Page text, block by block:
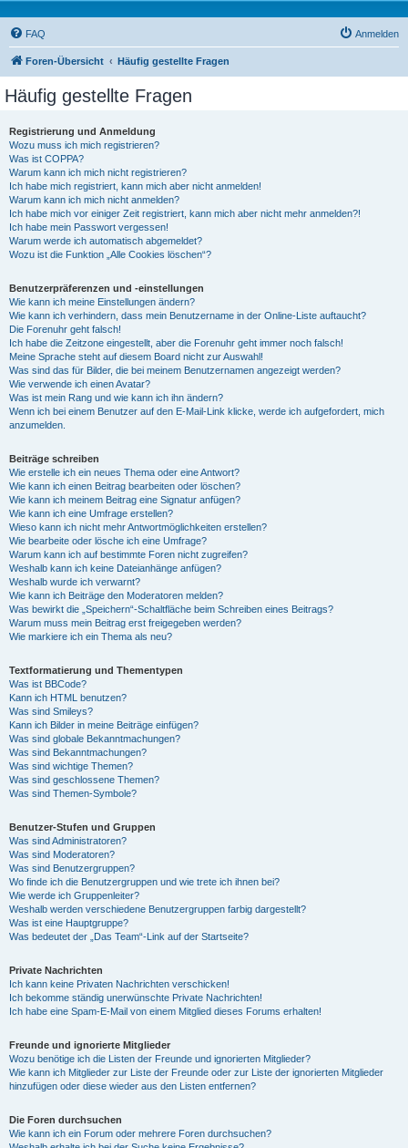
FAQ Anmelden
Foren-Übersicht Häufig gestellte Fragen
Häufig gestellte Fragen
Registrierung und Anmeldung
Wozu muss ich mich registrieren?
Was ist COPPA?
Warum kann ich mich nicht registrieren?
Ich habe mich registriert, kann mich aber nicht anmelden!
Warum kann ich mich nicht anmelden?
Ich habe mich vor einiger Zeit registriert, kann mich aber nicht mehr anmelden?!
Ich habe mein Passwort vergessen!
Warum werde ich automatisch abgemeldet?
Wozu ist die Funktion „Alle Cookies löschen“?
Benutzerpräferenzen und -einstellungen
Wie kann ich meine Einstellungen ändern?
Wie kann ich verhindern, dass mein Benutzername in der Online-Liste auftaucht?
Die Forenuhr geht falsch!
Ich habe die Zeitzone eingestellt, aber die Forenuhr geht immer noch falsch!
Meine Sprache steht auf diesem Board nicht zur Auswahl!
Was sind das für Bilder, die bei meinem Benutzernamen angezeigt werden?
Wie verwende ich einen Avatar?
Was ist mein Rang und wie kann ich ihn ändern?
Wenn ich bei einem Benutzer auf den E-Mail-Link klicke, werde ich aufgefordert, mich
anzumelden.
Beiträge schreiben
Wie erstelle ich ein neues Thema oder eine Antwort?
Wie kann ich einen Beitrag bearbeiten oder löschen?
Wie kann ich meinem Beitrag eine Signatur anfügen?
Wie kann ich eine Umfrage erstellen?
Wieso kann ich nicht mehr Antwortmöglichkeiten erstellen?
Wie bearbeite oder lösche ich eine Umfrage?
Warum kann ich auf bestimmte Foren nicht zugreifen?
Weshalb kann ich keine Dateianhänge anfügen?
Weshalb wurde ich verwarnt?
Wie kann ich Beiträge den Moderatoren melden?
Was bewirkt die „Speichern“-Schaltfläche beim Schreiben eines Beitrags?
Warum muss mein Beitrag erst freigegeben werden?
Wie markiere ich ein Thema als neu?
Textformatierung und Thementypen
Was ist BBCode?
Kann ich HTML benutzen?
Was sind Smileys?
Kann ich Bilder in meine Beiträge einfügen?
Was sind globale Bekanntmachungen?
Was sind Bekanntmachungen?
Was sind wichtige Themen?
Was sind geschlossene Themen?
Was sind Themen-Symbole?
Benutzer-Stufen und Gruppen
Was sind Administratoren?
Was sind Moderatoren?
Was sind Benutzergruppen?
Wo finde ich die Benutzergruppen und wie trete ich ihnen bei?
Wie werde ich Gruppenleiter?
Weshalb werden verschiedene Benutzergruppen farbig dargestellt?
Was ist eine Hauptgruppe?
Was bedeutet der „Das Team“-Link auf der Startseite?
Private Nachrichten
Ich kann keine Privaten Nachrichten verschicken!
Ich bekomme ständig unerwünschte Private Nachrichten!
Ich habe eine Spam-E-Mail von einem Mitglied dieses Forums erhalten!
Freunde und ignorierte Mitglieder
Wozu benötige ich die Listen der Freunde und ignorierten Mitglieder?
Wie kann ich Mitglieder zur Liste der Freunde oder zur Liste der ignorierten Mitglieder
hinzufügen oder diese wieder aus den Listen entfernen?
Die Foren durchsuchen
Wie kann ich ein Forum oder mehrere Foren durchsuchen?